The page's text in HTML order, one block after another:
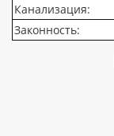
Канализация:
Законность: